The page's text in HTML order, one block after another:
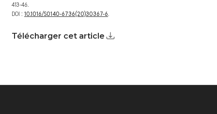
413-46.
DOI : 10.1016/S0140-6736(20)30367-6.
Télécharger cet article